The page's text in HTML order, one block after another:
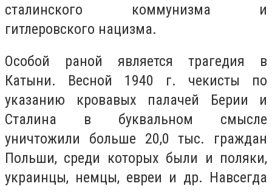
сталинского коммунизма и
гитлеровского нацизма.
Особой раной является трагедия в
Катыни. Весной 1940 г. чекисты по
указанию кровавых палачей Берии и
Сталина в буквальном смысле
уничтожили больше 20,0 тыс. граждан
Польши, среди которых были и поляки,
украинцы, немцы, евреи и др. Навсегда